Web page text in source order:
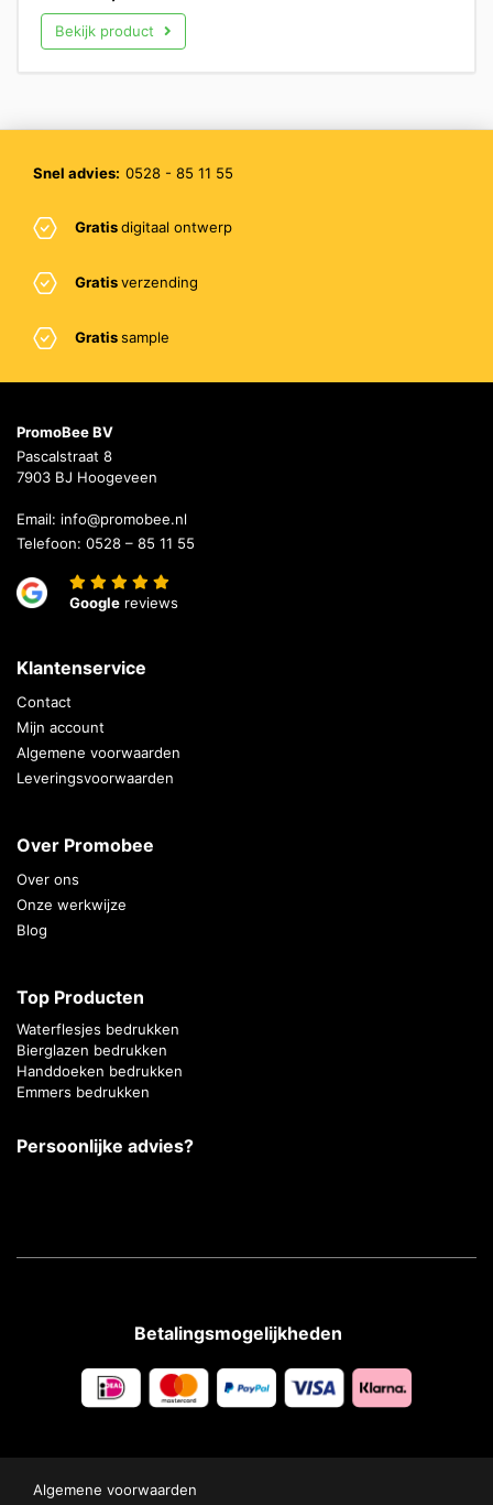
Bekijk product
Snel advies: 0528 - 85 11 55
Gratisdigitaal ontwerp
Gratisverzending
Gratissample
PromoBee BV
Pascalstraat 8
7903 BJ Hoogeveen
Email: info@promobee.nl
Telefoon: 0528 – 85 11 55
Google reviews
Klantenservice
Contact
Mijn account
Algemene voorwaarden
Leveringsvoorwaarden
Over Promobee
Over ons
Onze werkwijze
Blog
Top Producten
Waterflesjes bedrukken
Bierglazen bedrukken
Handdoeken bedrukken
Emmers bedrukken
Persoonlijke advies?
Betalingsmogelijkheden
Algemene voorwaarden